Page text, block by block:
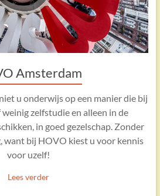
Amsterdam
u onderwijs op een manier die bij
weinig zelfstudie en alleen in de
in goed gezelschap. Zonder
bij HOVO kiest u voor kennis
voor uzelf!
Lees verder